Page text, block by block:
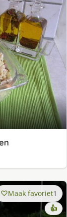
Maak favoriet1
👍